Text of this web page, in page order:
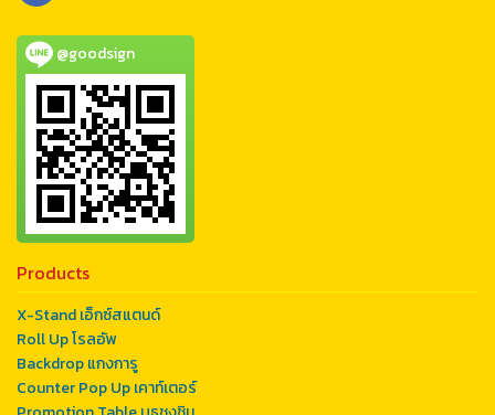
@goodsign
Products
X-Stand เอ็กซ์สแตนด์
Roll Up โรลอัพ
Backdrop แกงการู
Counter Pop Up เคาท์เตอร์